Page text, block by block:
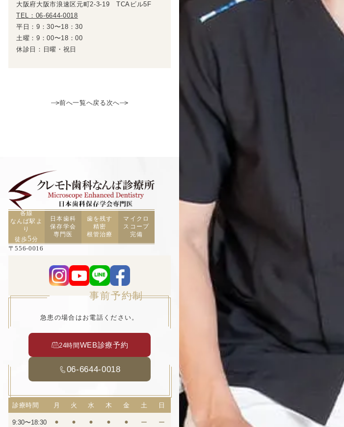
大阪府大阪市浪速区元町2-3-19 TCAビル5F
TEL：06-6644-0018
平日：9：30〜18：30
土曜：9：00〜18：00
休診日：日曜・祝日
前へ一覧へ戻る 次へ
各線
なんば駅よ
り
徒歩5分
日本歯科
保存学会
専門医
歯を残す
精密
根管治療
マイクロ
スコープ
完備
〒556-0016
事前予約制
急患の場合はお電話ください。
24時間WEB診療予約
06-6644-0018
診療時間 月 火 水 木 金 土 日
9:30〜18:30 ⚫︎ ⚫︎ ⚫︎ ⚫︎ ⚫︎ ー ー